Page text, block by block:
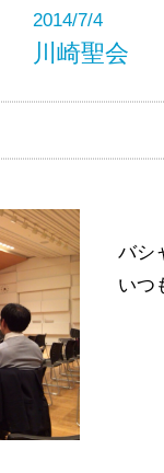
2014/7/4
川崎聖会
バシ
いつ